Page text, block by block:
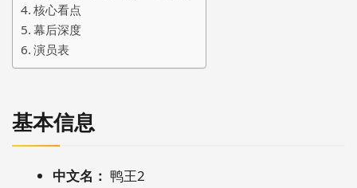
核心看点
幕后深度
演员表
基本信息
中文名： 鸭王2